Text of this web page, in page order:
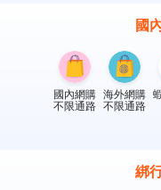
國
國內網購
不限通路
海外網購
不限通路
綁